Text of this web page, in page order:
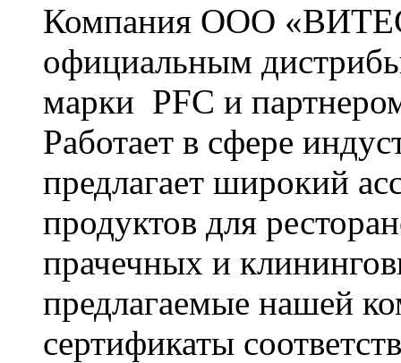
Компания ООО
официальным
марки PFC и
Работает в сфере
предлагает широкий
продуктов для
прачечных и
предлагаемые нашей
сертификаты